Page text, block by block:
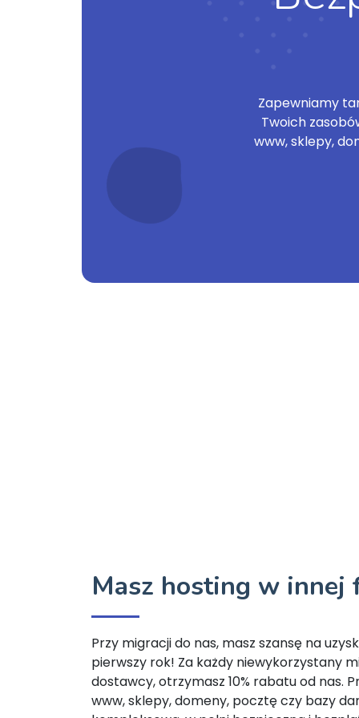
Zapewniamy
Twoich
www, sklepy,
Masz hosting w innej
Przy migracji do nas, masz szansę na
pierwszy rok! Za każdy niewykorzystany
dostawcy, otrzymasz 10% rabatu od nas.
www, sklepy, domeny, pocztę czy bazy